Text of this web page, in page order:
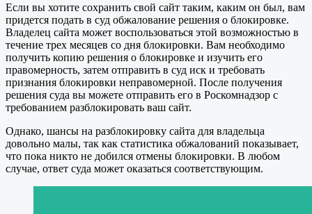
Если вы хотите сохранить свой сайт таким, каким он был, вам
придется подать в суд обжалование решения о блокировке.
Владелец сайта может воспользоваться этой возможностью в
течение трех месяцев со дня блокировки. Вам необходимо
получить копию решения о блокировке и изучить его
правомерность, затем отправить в суд иск и требовать
признания блокировки неправомерной. После получения
решения суда вы можете отправить его в Роскомнадзор с
требованием разблокировать ваш сайт.
Однако, шансы на разблокировку сайта для владельца
довольно малы, так как статистика обжалований показывает,
что пока никто не добился отмены блокировки. В любом
случае, ответ суда может оказаться соответствующим.